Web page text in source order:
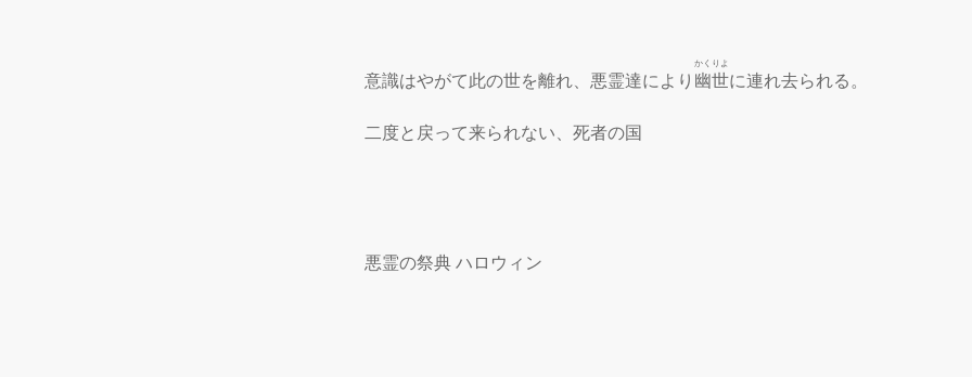
意識はやがて此の世を離れ、悪霊達により 幽世
かくりよ
に連れ去られる。
二度と戻って来られない、死者の国
悪霊の祭典 ハロウィン